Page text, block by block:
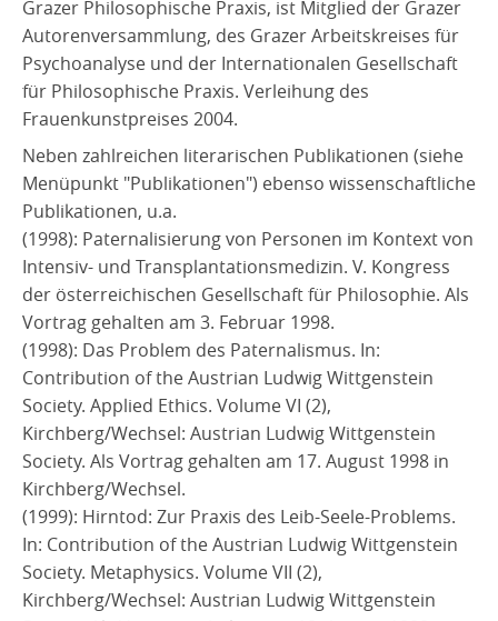
Grazer Philosophische Praxis, ist Mitglied der Grazer
Autorenversammlung, des Grazer Arbeitskreises für
Psychoanalyse und der Internationalen Gesellschaft
für Philosophische Praxis. Verleihung des
Frauenkunstpreises 2004.
Neben zahlreichen literarischen Publikationen (siehe
Menüpunkt "Publikationen") ebenso wissenschaftliche
Publikationen, u.a.
(1998): Paternalisierung von Personen im Kontext von
Intensiv- und Transplantationsmedizin. V. Kongress
der österreichischen Gesellschaft für Philosophie. Als
Vortrag gehalten am 3. Februar 1998.
(1998): Das Problem des Paternalismus. In:
Contribution of the Austrian Ludwig Wittgenstein
Society. Applied Ethics. Volume VI (2),
Kirchberg/Wechsel: Austrian Ludwig Wittgenstein
Society. Als Vortrag gehalten am 17. August 1998 in
Kirchberg/Wechsel.
(1999): Hirntod: Zur Praxis des Leib-Seele-Problems.
In: Contribution of the Austrian Ludwig Wittgenstein
Society. Metaphysics. Volume VII (2),
Kirchberg/Wechsel: Austrian Ludwig Wittgenstein